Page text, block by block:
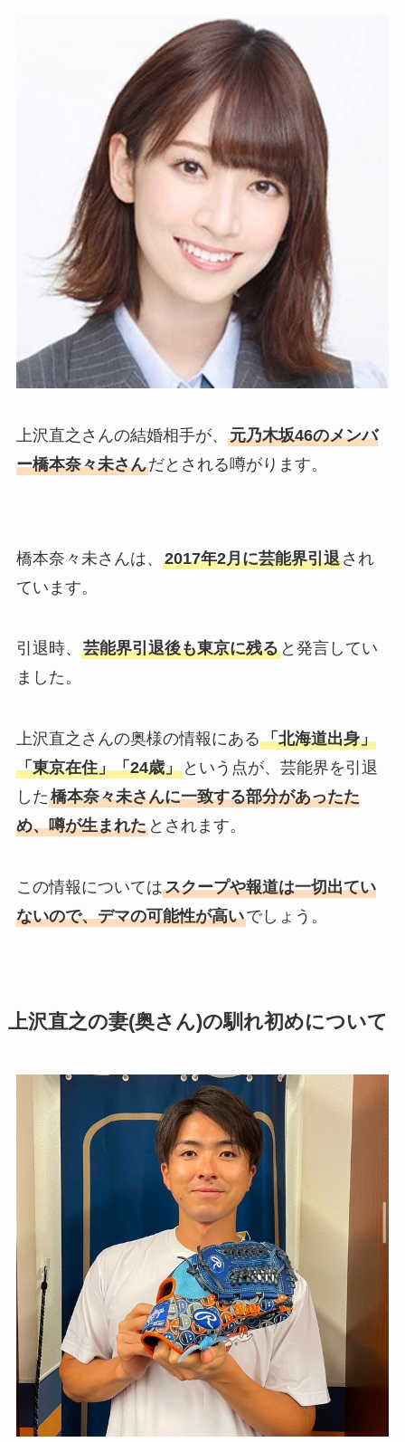
上沢直之さんの結婚相手が、 元乃木坂46のメンバ
ー橋本奈々未さんだとされる噂がります。
橋本奈々未さんは、 2017年2月に芸能界引退され
ています。
引退時、 芸能界引退後も東京に残ると発言してい
ました。
上沢直之さんの奥様の情報にある「北海道出身」
「東京在住」「24歳」という点が、芸能界を引退
した橋本奈々未さんに一致する部分があったた
め、噂が生まれたとされます。
この情報についてはスクープや報道は一切出てい
ないので、デマの可能性が高いでしょう。
上沢直之の妻(奥さん)の馴れ初めについて